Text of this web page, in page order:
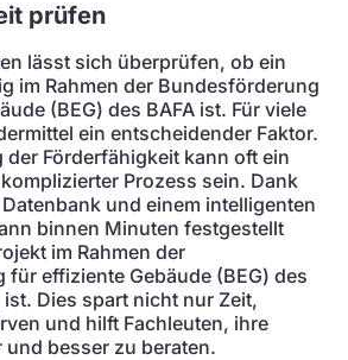
prüfen
lässt sich überprüfen, ob ein
im Rahmen der Bundesförderung
(BEG) des BAFA ist. Für viele
ein entscheidender Faktor.
der Förderfähigkeit kann oft ein
Prozess sein. Dank
und einem intelligenten
binnen Minuten festgestellt
im Rahmen der
effiziente Gebäude (BEG) des
Dies spart nicht nur Zeit,
und hilft Fachleuten, ihre
und besser zu beraten.